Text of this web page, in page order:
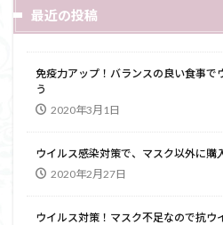
最近の投稿
免疫力アップ！バランスの良い食事で
う
2020年3月1日
ウイルス感染対策で、マスク以外に
2020年2月27日
ウイルス対策！マスク不足なので抗ウ